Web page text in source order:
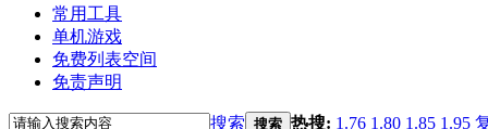
常用工具
单机游戏
免费列表空间
免责声明
搜索 搜索 热搜: 1.76 1.80 1.85 1.95